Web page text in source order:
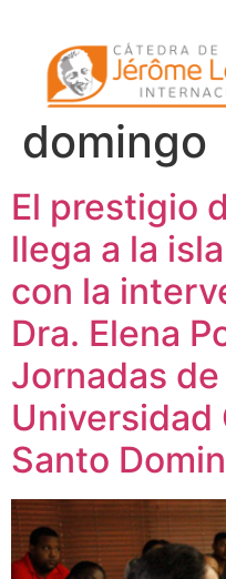
Etiqueta:
católica
domingo
El prestigio
llega a la
con la
Dra. Elena
Jornadas
Universidad
Santo